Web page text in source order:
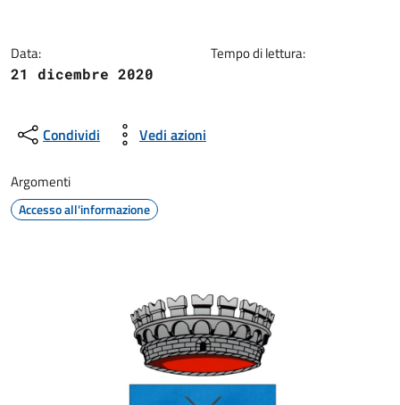
Data:
21 dicembre 2020
Tempo di lettura:
Condividi Vedi azioni
Argomenti
Accesso all'informazione